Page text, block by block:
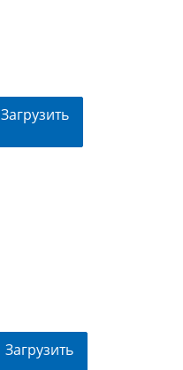
Загрузить
Загрузить